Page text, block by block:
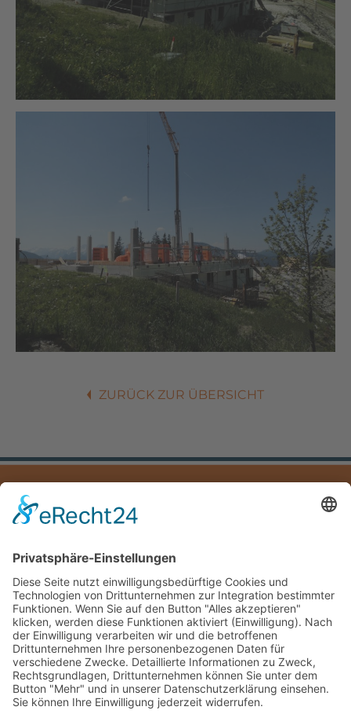
ZURÜCK ZUR ÜBERSICHT
IMPRESSUM
Hauptstraße 5
83324 Ruhpolding
Deutschland /Germany
Telefon: +49(0)8663/53-0
Fax: +49(0)8663/53-40
E-mail:info@mayer-hochtiefbau.de
©Mayer Hoch- u. Tiefbau GmbH 2015